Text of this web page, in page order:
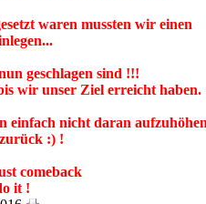
waren mussten wir einen
geschlagen sind !!!
wir unser Ziel erreicht haben.
einfach nicht daran aufzuhöhen
:) !
comeback
it !